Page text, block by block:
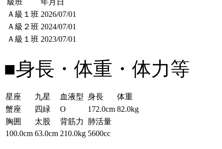
級班
年月日
Ａ級１班 2026/07/01
Ａ級２班 2024/07/01
Ａ級１班 2023/07/01
■身長・体重・体力等
星座 九星 血液型 身長
体重
蟹座
四緑 O 172.0cm 82.0kg
胸囲
太股 背筋力
肺活量
100.0cm 63.0cm 210.0kg 5600cc